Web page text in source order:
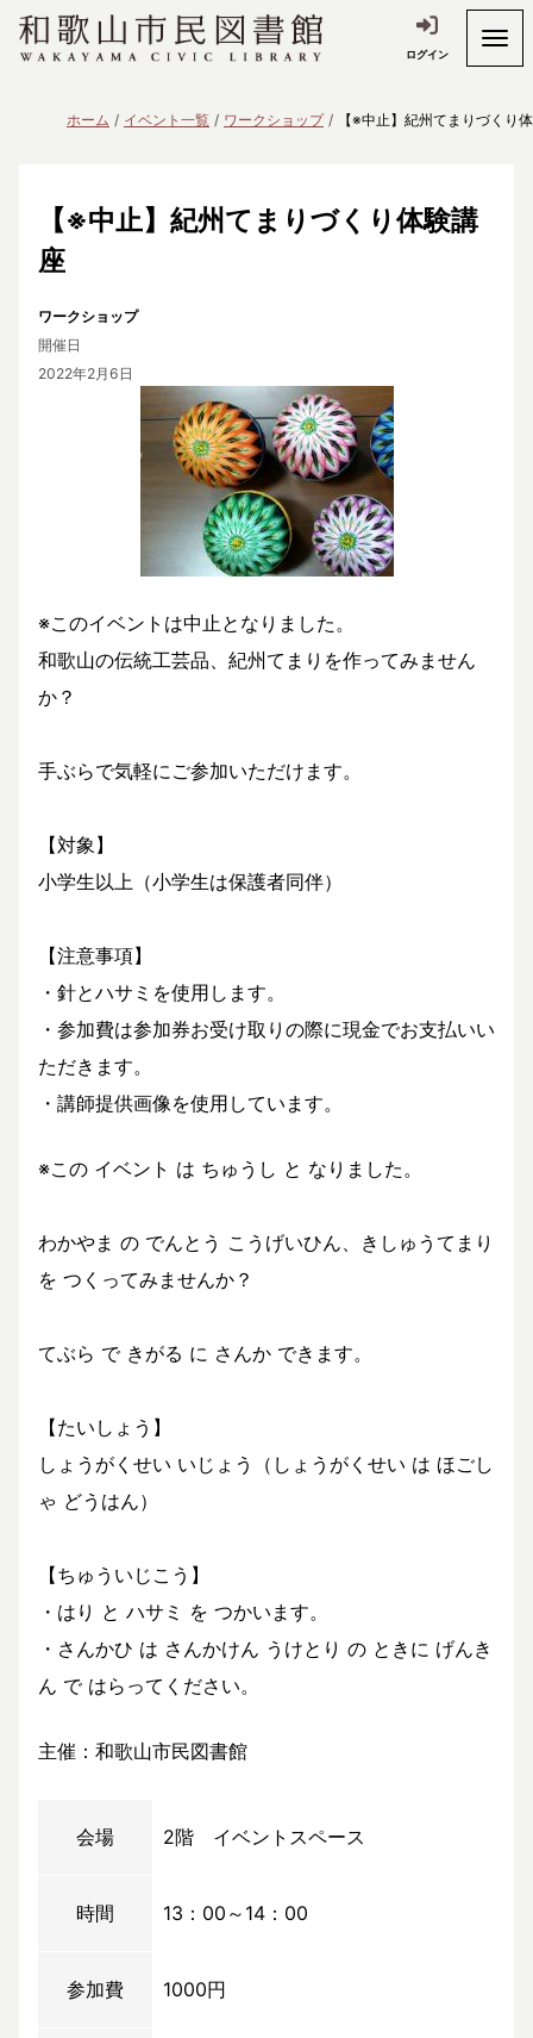
ログイン
ホーム イベント一覧 ワークショップ 【※中止】紀州てまりづくり
【※中止】紀州てまりづくり体験講
座
ワークショップ
開催日
2022年2月6日
※このイベントは中止となりました。
和歌山の伝統工芸品、紀州てまりを作ってみません
か？
手ぶらで気軽にご参加いただけます。
【対象】
小学生以上（小学生は保護者同伴）
【注意事項】
・針とハサミを使用します。
・参加費は参加券お受け取りの際に現金でお支払いい
ただきます。
・講師提供画像を使用しています。
※この イベント は ちゅうし と なりました。
わかやま の でんとう こうげいひん、きしゅうてまり
を つくってみませんか？
てぶら で きがる に さんか できます。
【たいしょう】
しょうがくせい いじょう（しょうがくせい は ほごし
ゃ どうはん）
【ちゅういじこう】
・はり と ハサミ を つかいます。
・さんかひ は さんかけん うけとり の ときに げんき
ん で はらってください。
主催：和歌山市民図書館
会場 2階 イベントスペース
時間 13：00～14：00
参加費 1000円